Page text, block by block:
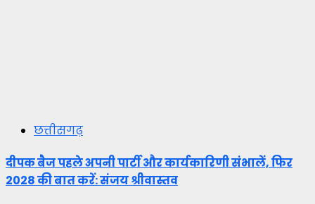
छत्तीसगढ़
दीपक बैज पहले अपनी पार्टी और कार्यकारिणी संभालें, फिर
2028 की बात करें: संजय श्रीवास्तव